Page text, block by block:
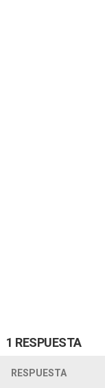
1 RESPUESTA
RESPUESTA